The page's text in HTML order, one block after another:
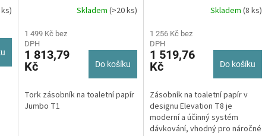
Skladem (>20 ks)
1 499 Kč bez
DPH
1 813,79
Kč
Do košíku
Tork zásobník na toaletní papír
Jumbo T1
Skladem(8 ks)
1 256 Kč bez
DPH
1 519,76
Kč
Do košíku
Zásobník na toaletní papír v
designu Elevation T8 je
moderní a účinný systém
dávkování, vhodný pro náročné